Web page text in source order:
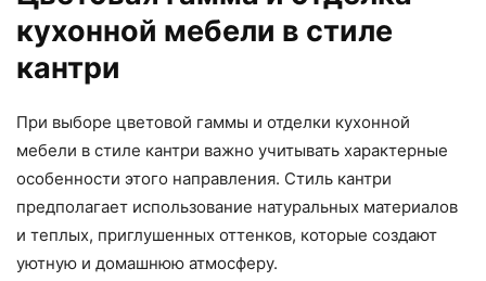
кухонной мебели в стиле
кантри
При выборе цветовой гаммы и отделки кухонной
мебели в стиле кантри важно учитывать характерные
особенности этого направления. Стиль кантри
предполагает использование натуральных материалов
и теплых, приглушенных оттенков, которые создают
уютную и домашнюю атмосферу.